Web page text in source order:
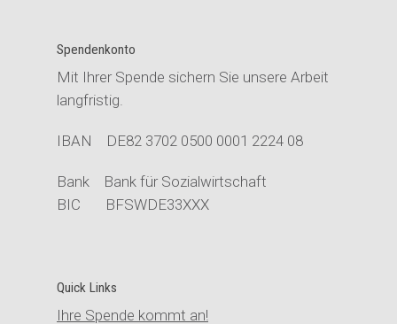
Spendenkonto
Mit Ihrer Spende sichern Sie unsere Arbeit
langfristig.
IBAN DE82 3702 0500 0001 2224 08
Bank Bank für Sozialwirtschaft
BIC BFSWDE33XXX
Quick Links
Ihre Spende kommt an!